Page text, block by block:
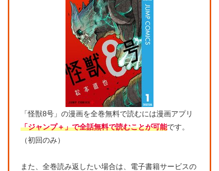
「怪獣8号」の漫画を全巻無料で読むには漫画アプリ
「ジャンプ＋」で全話無料で読むことが可能です。
（初回のみ）
また、全巻読み返したい場合は、電子書籍サービスの